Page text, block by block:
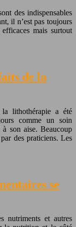
des indispensables
il n’est pas toujours
mais surtout
de la
lithothérapie a été
comme un soin
son aise. Beaucoup
des praticiens. Les
se
nutriments et autres